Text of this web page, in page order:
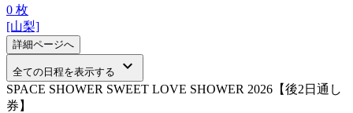
0 枚
[山梨]
詳細ページへ
全ての日程を表示する keyboard_arrow_down
SPACE SHOWER SWEET LOVE SHOWER 2026【後2日通し
券】